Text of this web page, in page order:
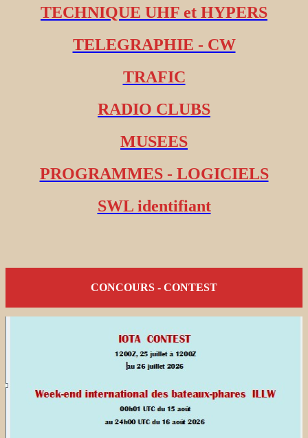
TECHNIQUE UHF et HYPERS
TELEGRAPHIE - CW
TRAFIC
RADIO CLUBS
MUSEES
PROGRAMMES - LOGICIELS
SWL identifiant
CONCOURS - CONTEST